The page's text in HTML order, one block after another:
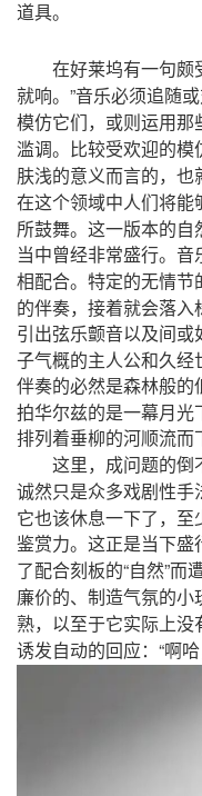
道具。
在好莱坞有一句颇
就响。 ”音乐必须追随
模仿它们 ，
或则运用那
滥调。比较受欢迎的模
肤浅的意义而言的， 也
在这个领域中人们将能
所鼓舞。这一版本的自
当中曾经非常盛行。音
相配合。特定的无情节
的伴奏， 接着就会落入
引出弦乐颤音以及间或
子气概的主人公和久经
伴奏的必然是森林般的
拍华尔兹的是一幕月光
排列着垂柳的河顺流而
这里，
成问题的倒
诚然只是众多戏剧性手
它也该休息一下了 ，
至
鉴赏力。这正是当下盛
了配合刻板的“自然”而
廉价的、制造气氛的小
熟， 以至于它实际上没
诱发自动的回应： “啊哈